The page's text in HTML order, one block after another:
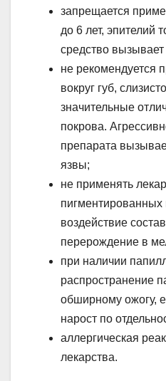
запрещается
до 6 лет, эпителий
средство
не рекомендуется
вокруг губ,
значительные
покрова.
препарата
язвы;
не применять
пигментированных
воздействие
перерождение в
при наличии
распространение
обширному ожогу,
нарост по
аллергическая
лекарства.